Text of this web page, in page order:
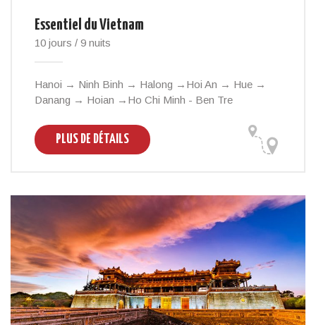
Essentiel du Vietnam
10 jours / 9 nuits
Hanoi → Ninh Binh → Halong →Hoi An → Hue →
Danang → Hoian →Ho Chi Minh - Ben Tre
PLUS DE DÉTAILS